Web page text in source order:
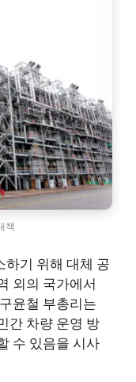
책
하기 위해 대체 공
외의 국가에서
윤철 부총리는
간 차량 운영 방
수 있음을 시사